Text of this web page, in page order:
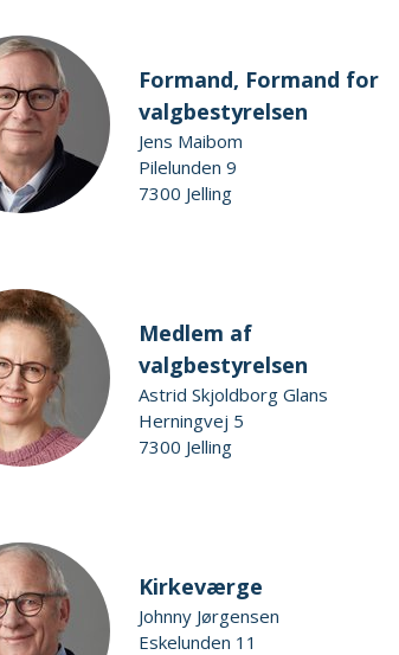
Formand, Formand for
valgbestyrelsen
Jens Maibom
Pilelunden 9
7300 Jelling
Medlem af
valgbestyrelsen
Astrid Skjoldborg Glans
Herningvej 5
7300 Jelling
Kirkeværge
Johnny Jørgensen
Eskelunden 11